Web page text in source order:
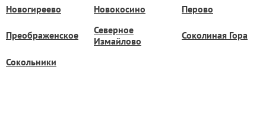
Новогиреево Новокосино Перово
Преображенское
Северное
Измайлово
Соколиная Гора
Сокольники